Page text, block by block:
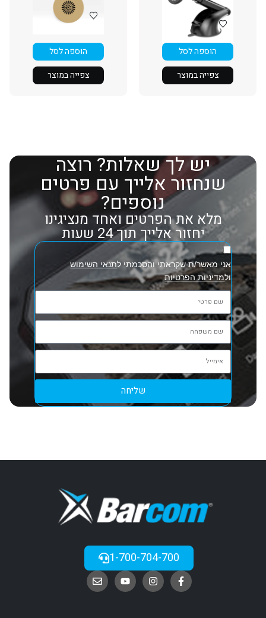
הוספה לסל
צפייה במוצר
הוספה לסל
צפייה במוצר
יש לך שאלות? רוצה
שנחזור אלייך עם פרטים
נוספים?
מלא את הפרטים ואחד מנציגינו
יחזור אלייך תוך 24 שעות
אני מאשר/ת שקראתי והסכמתי לתנאי השימוש
ולמדיניות הפרטיות
שליחה
1-700-704-700